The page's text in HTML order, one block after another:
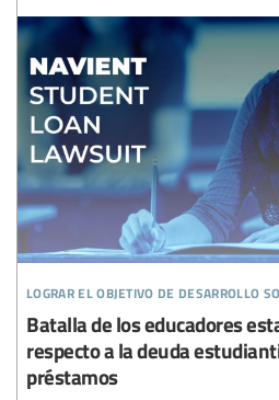
lograr el objetivo de desarrollo
Batalla de los educadores
respecto a la deuda
préstamos